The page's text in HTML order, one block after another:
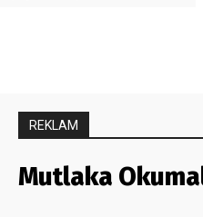
REKLAM
Mutlaka